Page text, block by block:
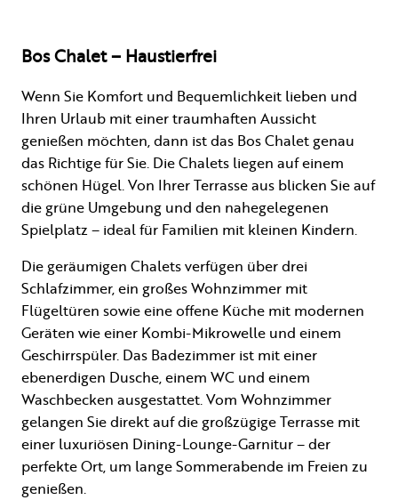
Bos Chalet – Haustierfrei
Wenn Sie Komfort und Bequemlichkeit lieben und
Ihren Urlaub mit einer traumhaften Aussicht
genießen möchten, dann ist das Bos Chalet genau
das Richtige für Sie. Die Chalets liegen auf einem
schönen Hügel. Von Ihrer Terrasse aus blicken Sie auf
die grüne Umgebung und den nahegelegenen
Spielplatz – ideal für Familien mit kleinen Kindern.
Die geräumigen Chalets verfügen über drei
Schlafzimmer, ein großes Wohnzimmer mit
Flügeltüren sowie eine offene Küche mit modernen
Geräten wie einer Kombi-Mikrowelle und einem
Geschirrspüler. Das Badezimmer ist mit einer
ebenerdigen Dusche, einem WC und einem
Waschbecken ausgestattet. Vom Wohnzimmer
gelangen Sie direkt auf die großzügige Terrasse mit
einer luxuriösen Dining-Lounge-Garnitur – der
perfekte Ort, um lange Sommerabende im Freien zu
genießen.